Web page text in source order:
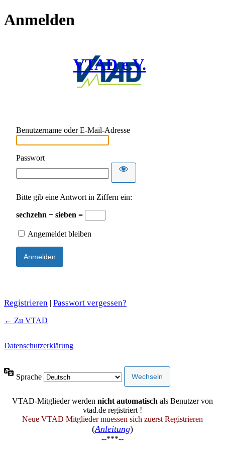
Anmelden
VTAD e.V.
Benutzername oder E-Mail-Adresse
Passwort
Bitte gib eine Antwort in Ziffern ein:
sechzehn − sieben =
Angemeldet bleiben
Registrieren | Passwort vergessen?
← Zu VTAD
Datenschutzerklärung
Sprache
VTAD-Mitglieder werden nicht automatisch als Benutzer von
vtad.de registriert !
Neue VTAD Mitglieder muessen sich zuerst Registrieren
(Anleitung)
--***--